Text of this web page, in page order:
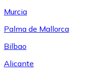
Murcia
Palma de Mallorca
Bilbao
Alicante